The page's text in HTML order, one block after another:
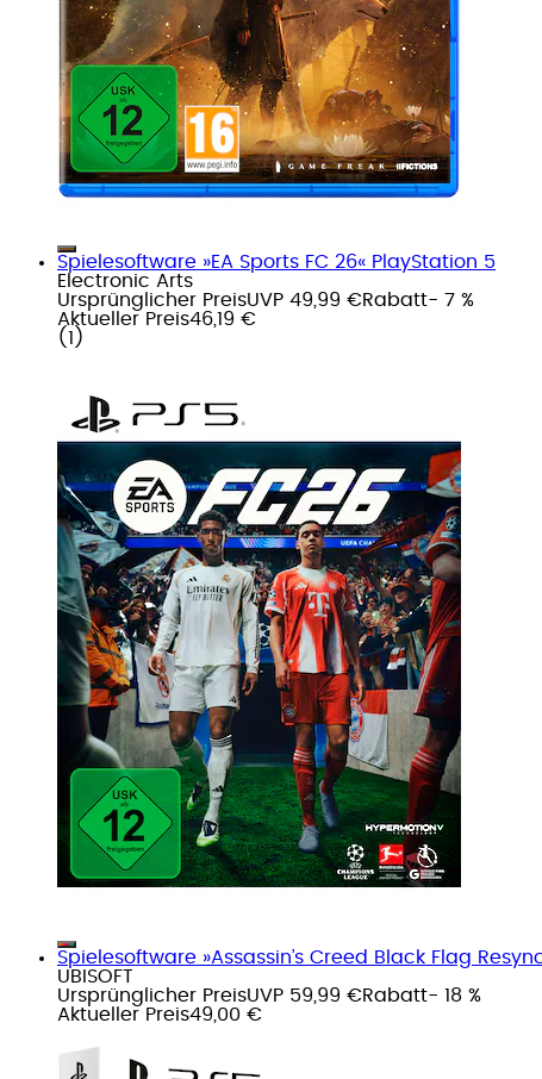
Spielesoftware »EA Sports FC 26« PlayStation 5
Electronic Arts
Ursprünglicher PreisUVP 49,99 €Rabatt- 7 %
Aktueller Preis46,19 €
( 1 )
Spielesoftware »Assassin’s Creed Black Flag
UBISOFT
Ursprünglicher PreisUVP 59,99 €Rabatt- 18 %
Aktueller Preis49,00 €